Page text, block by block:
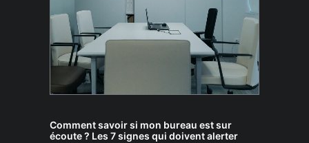
Comment savoir si mon bureau est sur
écoute ? Les 7 signes qui doivent alerter